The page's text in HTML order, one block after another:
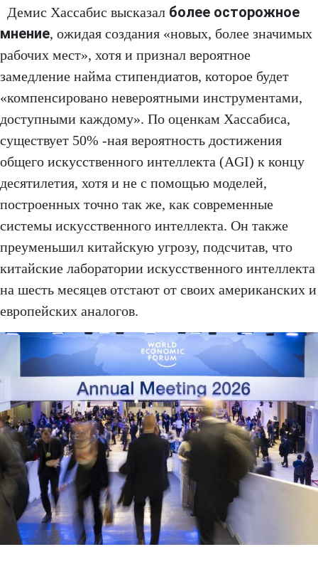
Демис Хассабис высказал более осторожное
мнение, ожидая создания «новых, более значимых
рабочих мест», хотя и признал вероятное
замедление найма стипендиатов, которое будет
«компенсировано невероятными инструментами,
доступными каждому». По оценкам Хассабиса,
существует 50% -ная вероятность достижения
общего искусственного интеллекта (AGI) к концу
десятилетия, хотя и не с помощью моделей,
построенных точно так же, как современные
системы искусственного интеллекта. Он также
преуменьшил китайскую угрозу, подсчитав, что
китайские лаборатории искусственного интеллекта
на шесть месяцев отстают от своих американских и
европейских аналогов.